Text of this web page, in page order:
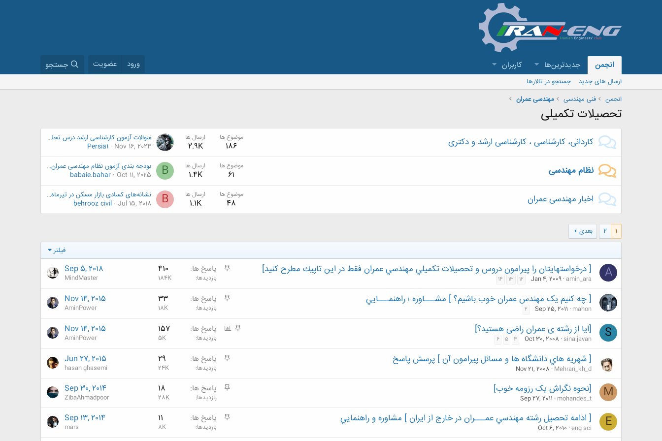
انجمن جدیدترین‌ها کاربران ورود عضویت جستجو
ارسال های جدید
جستجو در تالارها
انجمن
فنی مهندسی مهندسی عمران
تحصیلات تکمیلی
کاردانی، کارشناسی ، کارشناسی ارشد و دکتری موضوع ها
186
ارسال ها
2.9K
سوالات آزمون کارشناسی ارشد درس تحلیل سازه
Nov 16, 2024
Persia1
نظام مهندسی موضوع ها
61
ارسال ها
1.4K
B
بودجه بندی آزمون نظام مهندسی عمران 1404 | راه میانبر قبولی
Oct 11, 2025
babaie.bahar
اخبار مهندسی عمران موضوع ها
48
ارسال ها
1.1K
B
نشانه‌های کسادی بازار مسکن در تیرماه+ قیمت
Jul 15, 2018
behrooz civil
1
2
بعدی
فیلتر
A
م
[ درخواستهايتان را پيرامون دروس و تحصيلات تكميلي مهندسي عمران فقط در اين تاپيك مطرح كنيد]
amin_ara
Jan 4, 2009
12
13
14
پاسخ ها 410
بازدیدها 184K
Sep 5, 2018
MindMaster
م
[ چه کنیم یک مهندس عمران خوب باشیم؟ ] مشـــاوره ؛ راهنمـــايي
mahon
Sep 25, 2011
2
پاسخ ها 33
بازدیدها 18K
Nov 14, 2015
AminPower
S
م
P
l
[ایا از رشته ی عمران راضی هستید؟]
sina.javan
Oct 30, 2008
4
5
6
پاسخ ها 157
بازدیدها 5K
Nov 14, 2015
AminPower
م
[ شهريه هاي دانشگاه ها و مسائل پيرامون آن ] پرسش پاسخ
Mehran_kh_d
Nov 21, 2008
پاسخ ها 29
بازدیدها 24K
Jun 27, 2015
hasan ghasemi
M
م
[نحوه نگراش یک رزومه خوب]
mohandes_t
Sep 27, 2011
پاسخ ها 18
بازدیدها 28K
Sep 30, 2014
ZibaAhmadpoor
E
م
[ ادامه تحصیل رشته مهندسي عمـــران در خارج از ايران ] مشاوره و راهنمايي
eng sci
Oct 6, 2010
پاسخ ها 11
بازدیدها 8K
Sep 13, 2014
mars